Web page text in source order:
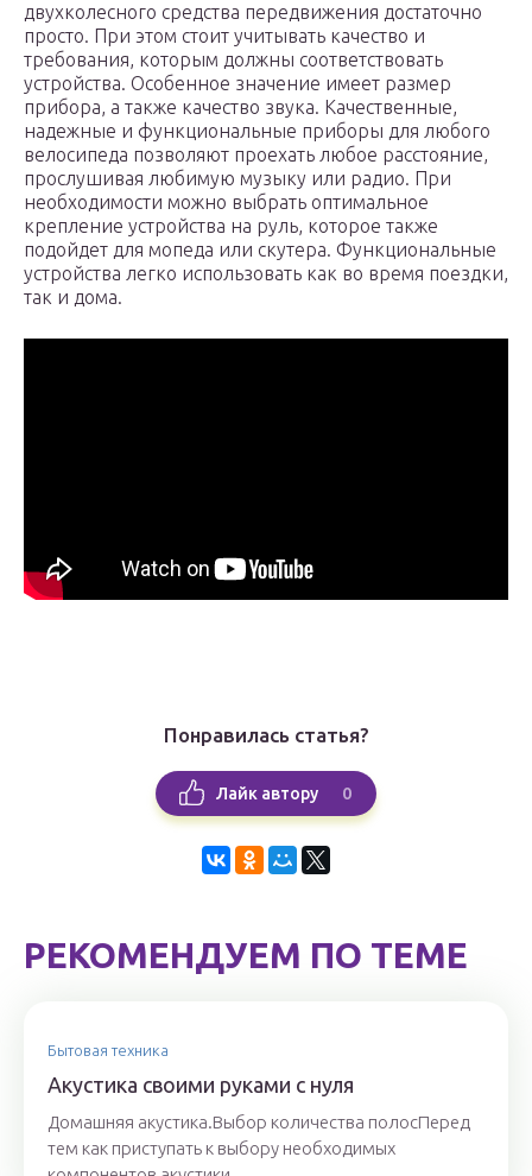
двухколесного средства передвижения достаточно
просто. При этом стоит учитывать качество и
требования, которым должны соответствовать
устройства. Особенное значение имеет размер
прибора, а также качество звука. Качественные,
надежные и функциональные приборы для любого
велосипеда позволяют проехать любое расстояние,
прослушивая любимую музыку или радио. При
необходимости можно выбрать оптимальное
крепление устройства на руль, которое также
подойдет для мопеда или скутера. Функциональные
устройства легко использовать как во время поездки,
так и дома.
Понравилась статья?
Лайк автору 0
РЕКОМЕНДУЕМ ПО ТЕМЕ
Бытовая техника
Акустика своими руками с нуля
Домашняя акустика.Выбор количества полосПеред
тем как приступать к выбору необходимых